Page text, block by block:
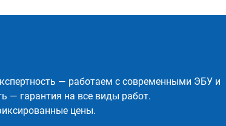
— работаем с современными ЭБУ и
— гарантия на все виды работ.
цены.